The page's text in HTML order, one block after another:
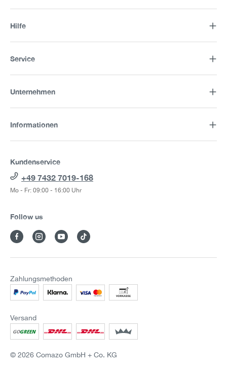
Hilfe
Service
Unternehmen
Informationen
Kundenservice
+49 7432 7019-168
Mo - Fr: 09:00 - 16:00 Uhr
Follow us
Zahlungsmethoden
Versand
© 2026 Comazo GmbH + Co. KG